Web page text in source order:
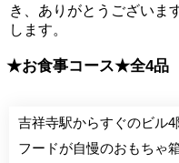
き、ありがとうございま
します。
★お食事コース★全4品
吉祥寺駅からすぐのビル
フードが自慢のおもちゃ